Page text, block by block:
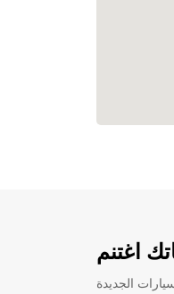
اغتنم
الجديدة